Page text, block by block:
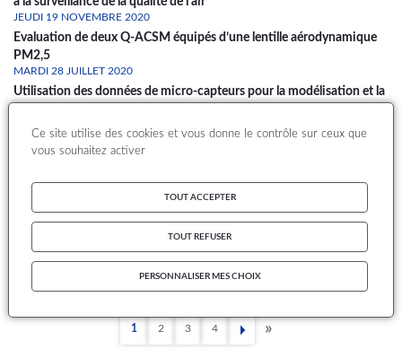
JEUDI 19 NOVEMBRE 2020
Evaluation de deux Q-ACSM équipés d’une lentille aérodynamique
PM2,5
MARDI 28 JUILLET 2020
Utilisation des données de micro-capteurs pour la modélisation et la
Guide méthodologique pour la surveillance des PM10 et PM2.5 dans
Synthèse sur les développements récents en matière de cartes
concentrations de PM10 et de PM2.5
MARDI 30 AOÛT 2016
Poussières désertiques dans PREV’AIR – description de leur prise en
compte (note_technique)
Page
1
Page
2
Page
3
Page
4
Dernière
Ce site utilise des cookies et vous donne le contrôle sur ceux que
vous souhaitez activer
TOUT ACCEPTER
TOUT REFUSER
PERSONNALISER MES CHOIX